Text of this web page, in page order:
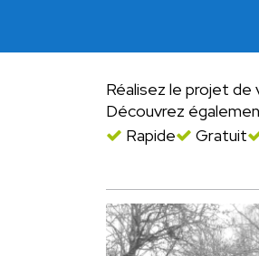
Réalisez le projet de
Découvrez
Rapide
Gratuit